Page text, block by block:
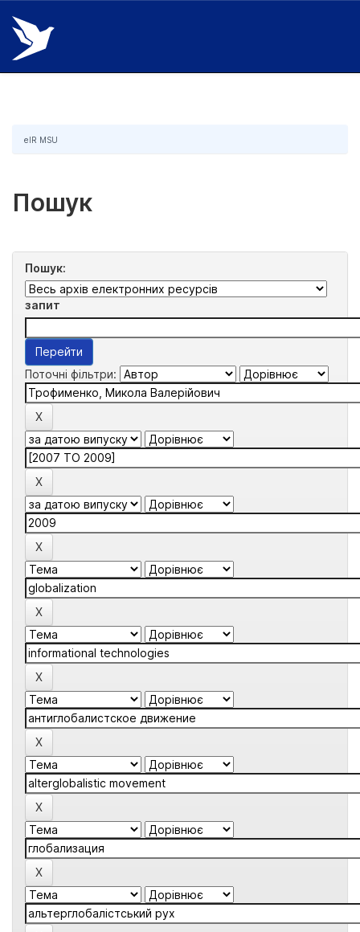
Skip
navigation
eIR MSU
Пошук
Пошук:
запит
Поточні фільтри: